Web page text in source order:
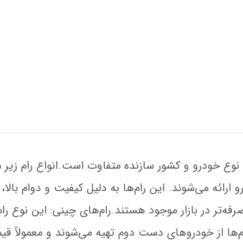
خودرو و کشور سازنده متفاوت است.انواع رام زیر
می‌شوند. این رام‌ها به دلیل کیفیت و دوام
در بازار موجود هستند.رام‌های چینی: این نوع
از خودروهای دست دوم تهیه می‌شوند و معمولاً